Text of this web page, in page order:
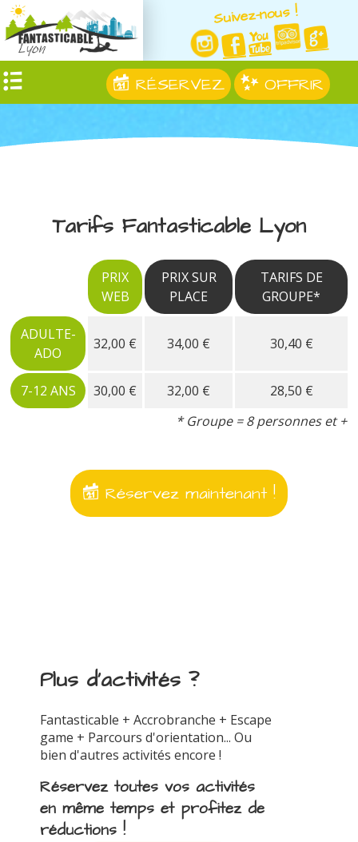
Suivez-nous !
RÉSERVEZ OFFRIR
Tarifs Fantasticable Lyon
PRIX
WEB
PRIX SUR
PLACE
TARIFS DE
GROUPE*
ADULTE-
ADO
32,00 € 34,00 € 30,40 €
7-12 ANS 30,00 € 32,00 €
28,50 €
* Groupe = 8 personnes et +
Réservez maintenant !
Plus d'activités ?
Fantasticable + Accrobranche + Escape
game + Parcours d'orientation... Ou
bien d'autres activités encore !
Réservez toutes vos activités
en même temps et profitez de
réductions !